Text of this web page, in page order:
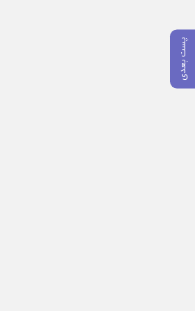
پست بعدی